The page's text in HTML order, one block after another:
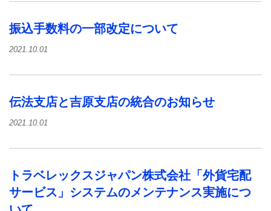
振込手数料の一部改定について
2021.10.01
伝法支店と吉原支店の統合のお知らせ
2021.10.01
トラベレックスジャパン株式会社「外貨宅配
サービス」システムのメンテナンス実施につ